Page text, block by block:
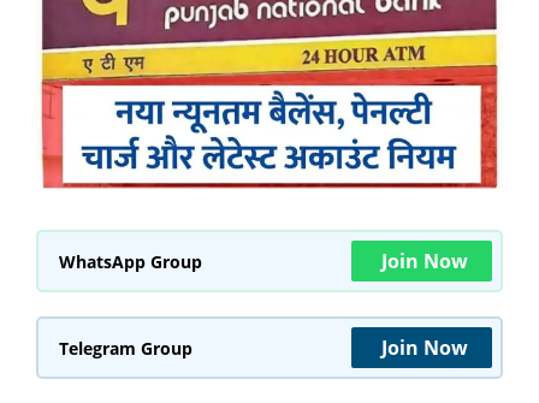
WhatsApp Group Join Now
Telegram Group Join Now